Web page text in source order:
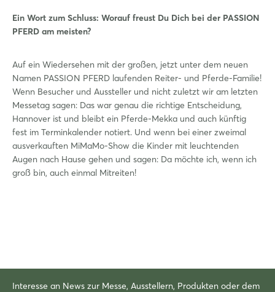
Ein Wort zum Schluss: Worauf freust Du Dich bei der PASSION
PFERD am meisten?
Auf ein Wiedersehen mit der großen, jetzt unter dem neuen
Namen PASSION PFERD laufenden Reiter- und Pferde-Familie!
Wenn Besucher und Aussteller und nicht zuletzt wir am letzten
Messetag sagen: Das war genau die richtige Entscheidung,
Hannover ist und bleibt ein Pferde-Mekka und auch künftig
fest im Terminkalender notiert. Und wenn bei einer zweimal
ausverkauften MiMaMo-Show die Kinder mit leuchtenden
Augen nach Hause gehen und sagen: Da möchte ich, wenn ich
groß bin, auch einmal Mitreiten!
Interesse an News zur Messe, Ausstellern, Produkten oder dem